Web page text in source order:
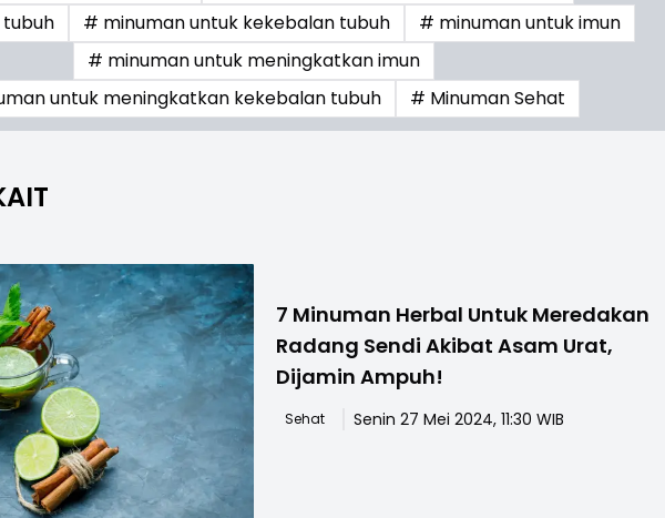
# minuman untuk kekebalan tubuh
# minuman untuk imun
# minuman untuk meningkatkan imun
untuk meningkatkan kekebalan tubuh
# Minuman Sehat
7 Minuman Herbal Untuk Meredakan
Radang Sendi Akibat Asam Urat,
Dijamin Ampuh!
Sehat Senin 27 Mei 2024, 11:30 WIB